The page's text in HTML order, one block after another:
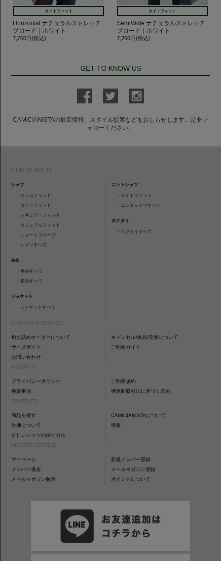
タイトフィット
Horizontal ナチュラルストレッチ
ブロード｜ホワイト
7,700円(税込)
タイトフィット
SemiWide ナチュラルストレッチ
ブロード｜ホワイト
7,700円(税込)
GET TO KNOW US
CAMICIANISTAの最新情報、スタイル提案などをおしらせします。是非フ
ォローください。
ITEM SEARCH
シャツ
・ スリムフィット
・ タイトフィット
・ レギュラーフィット
・ カジュアルフィット
・ ショートスリーブ
・ シャツすべて
袖丈
・半袖すべて
・長袖すべて
ジャケット
・ ジャケットすべて
ニットシャツ
・ タイトフィット
・ ニットシャツすべて
ネクタイ
・ ネクタイすべて
CUSTOMER SERVICE
裄丈詰めオーダーについて
キャンセル/返品/交換について
サイズガイド
ご利用ガイド
お問い合わせ
ABOUT US
プライバシーポリシー
ご利用規約
免責事項
特定商取引法に基づく表示
CONTENTS
商品を探す
CAMICIANISTAについて
生地について
特集
正しいシャツの採寸方法
MEMBER SERVICE
マイページ
新規メンバー登録
メンバー退会
メールマガジン登録
メールマガジン解除
ポイントについて